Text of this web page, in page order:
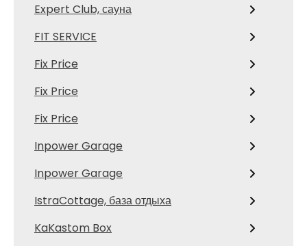
Expert Club, сауна
FIT SERVICE
Fix Price
Fix Price
Fix Price
Inpower Garage
Inpower Garage
IstraCottage, база отдыха
KaKastom Box